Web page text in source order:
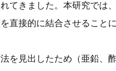
てきました。本研究では、
直接的に結合させることに
を見出したため（亜鉛、